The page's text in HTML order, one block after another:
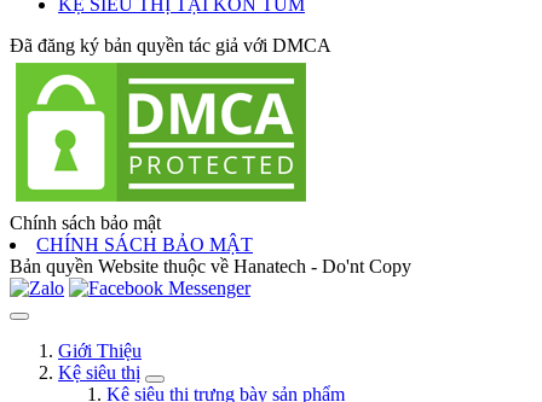
Đã đăng ký bản quyền tác giả với DMCA
Chính sách bảo mật
CHÍNH SÁCH BẢO MẬT
Bản quyền Website thuộc về Hanatech - Do'nt Copy
Giới Thiệu
Kệ siêu thị
Kệ siêu thị trưng bày sản phẩm